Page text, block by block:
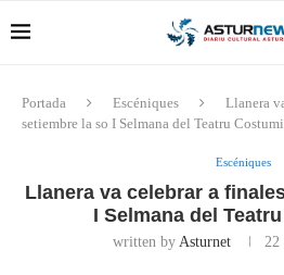
Portada Escéniques
Llanera
setiembre la so I Selmana del Teatru
Escéniques
Llanera va celebrar a
I Selmana del
written by Asturnet 22